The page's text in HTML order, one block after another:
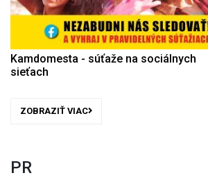
Kamdomesta - súťaže na sociálnych
sieťach
ZOBRAZIŤ VIAC
PR